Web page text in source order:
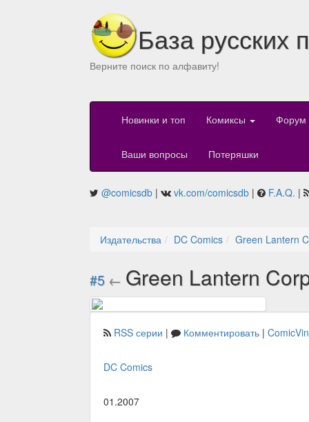
База русских
Верните поиск по алфавиту!
Новинки и топ Комиксы Форум
Ваши вопросы Потеряшки
@comicsdb | vk.com/comicsdb | F.A.Q. |
Издательства DC Comics Green Lantern
#5 ← Green Lantern
RSS серии | Комментировать |
DC Comics
01.2007